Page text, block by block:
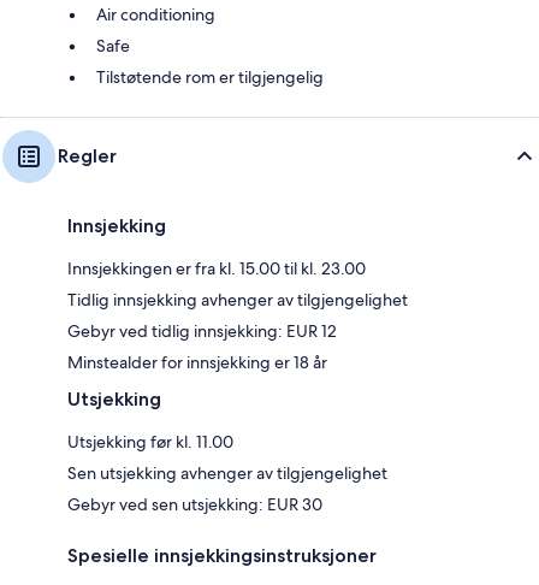
Air conditioning
Safe
Tilstøtende rom er tilgjengelig
Regler
Innsjekking
Innsjekkingen er fra kl. 15.00 til kl. 23.00
Tidlig innsjekking avhenger av tilgjengelighet
Gebyr ved tidlig innsjekking: EUR 12
Minstealder for innsjekking er 18 år
Utsjekking
Utsjekking før kl. 11.00
Sen utsjekking avhenger av tilgjengelighet
Gebyr ved sen utsjekking: EUR 30
Spesielle innsjekkingsinstruksjoner